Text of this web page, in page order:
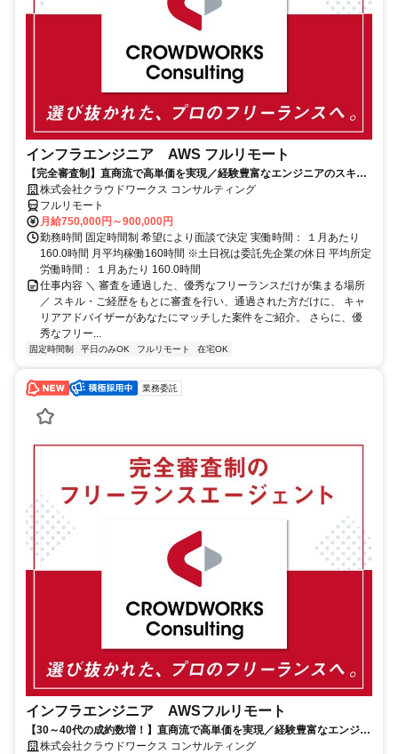
インフラエンジニア AWS フルリモート
【完全審査制】直商流で高単価を実現／経験豊富なエンジニアのスキル
に合致した案件を多数保有
株式会社クラウドワークス コンサルティング
フルリモート
月給750,000円～900,000円
勤務時間 固定時間制 希望により面談で決定 実働時間： １月あたり
160.0時間 月平均稼働160時間 ※土日祝は委託先企業の休日 平均所定
労働時間： １月あたり 160.0時間
仕事内容 ＼ 審査を通過した、優秀なフリーランスだけが集まる場所
／ スキル・ご経歴をもとに審査を行い、通過された方だけに、 キャ
リアアドバイザーがあなたにマッチした案件をご紹介。 さらに、優
秀なフリー...
固定時間制 平日のみOK フルリモート 在宅OK
業務委託
インフラエンジニア AWSフルリモート
【30～40代の成約数増！】直商流で高単価を実現／経験豊富なエンジニ
アのスキルに合致した案件を多数保有
株式会社クラウドワークス コンサルティング